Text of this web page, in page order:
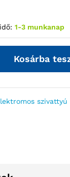
1-3 munkanap
Kosárba
szivattyú